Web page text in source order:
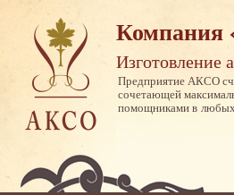
Изготовление
Предприятие АКСО
сочетающей
помощниками в любых